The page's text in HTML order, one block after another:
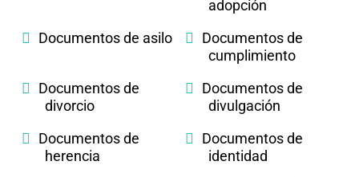
adopción
Documentos de asilo
Documentos de
cumplimiento
Documentos de
divorcio
Documentos de
divulgación
Documentos de
herencia
Documentos de
identidad